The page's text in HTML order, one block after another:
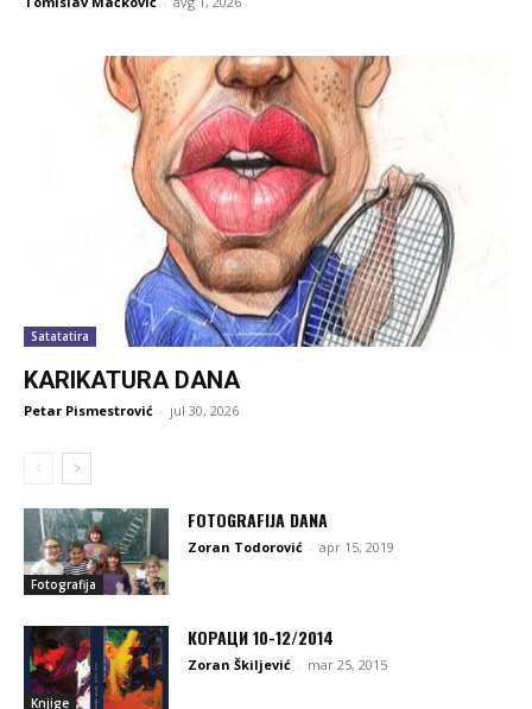
Satatatira
KARIKATURA DANA
Petar Pismestrović - jul 30, 2026
Fotografija
FOTOGRAFIJA DANA
Zoran Todorović - apr 15, 2019
Knjige
КОРАЦИ 10-12/2014
Zoran Škiljević - mar 25, 2015